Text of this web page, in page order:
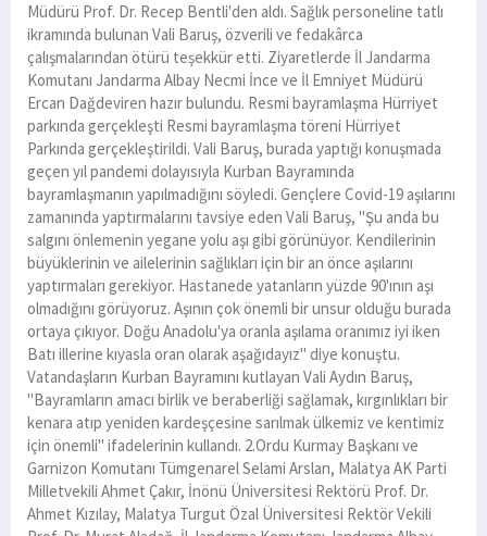
Müdürü Prof. Dr. Recep Bentli'den aldı. Sağlık personeline tatlı
ikramında bulunan Vali Baruş, özverili ve fedakârca
çalışmalarından ötürü teşekkür etti. Ziyaretlerde İl Jandarma
Komutanı Jandarma Albay Necmi İnce ve İl Emniyet Müdürü
Ercan Dağdeviren hazır bulundu. Resmi bayramlaşma Hürriyet
parkında gerçekleşti Resmi bayramlaşma töreni Hürriyet
Parkında gerçekleştirildi. Vali Baruş, burada yaptığı konuşmada
geçen yıl pandemi dolayısıyla Kurban Bayramında
bayramlaşmanın yapılmadığını söyledi. Gençlere Covid-19 aşılarını
zamanında yaptırmalarını tavsiye eden Vali Baruş, "Şu anda bu
salgını önlemenin yegane yolu aşı gibi görünüyor. Kendilerinin
büyüklerinin ve ailelerinin sağlıkları için bir an önce aşılarını
yaptırmaları gerekiyor. Hastanede yatanların yüzde 90'ının aşı
olmadığını görüyoruz. Aşının çok önemli bir unsur olduğu burada
ortaya çıkıyor. Doğu Anadolu'ya oranla aşılama oranımız iyi iken
Batı illerine kıyasla oran olarak aşağıdayız" diye konuştu.
Vatandaşların Kurban Bayramını kutlayan Vali Aydın Baruş,
"Bayramların amacı birlik ve beraberliği sağlamak, kırgınlıkları bir
kenara atıp yeniden kardeşçesine sarılmak ülkemiz ve kentimiz
için önemli" ifadelerinin kullandı. 2.Ordu Kurmay Başkanı ve
Garnizon Komutanı Tümgenarel Selami Arslan, Malatya AK Parti
Milletvekili Ahmet Çakır, İnönü Üniversitesi Rektörü Prof. Dr.
Ahmet Kızılay, Malatya Turgut Özal Üniversitesi Rektör Vekili